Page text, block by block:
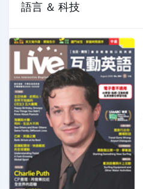
語言 ＆ 科技